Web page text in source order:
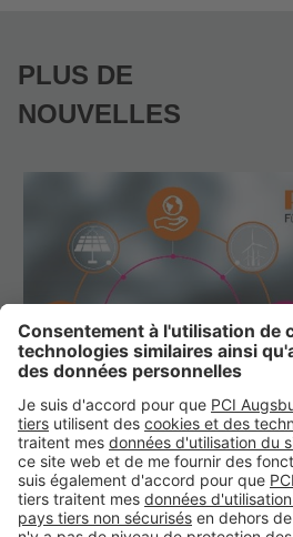
PLUS DE
NOUVELLES
Le groupe PCI présente ses
durabilité